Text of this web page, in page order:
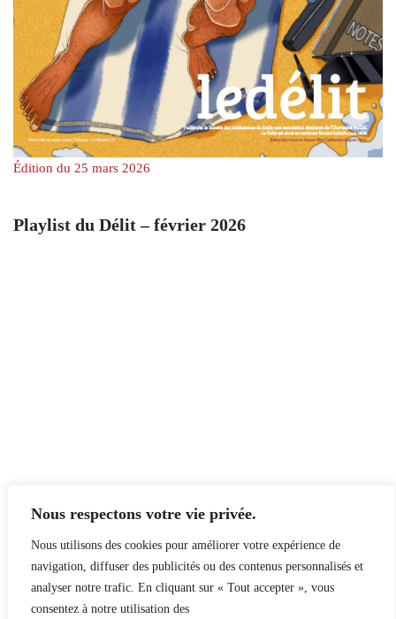
Nous respectons votre vie privée.
Nous utilisons des cookies pour améliorer votre expérience de
navigation, diffuser des publicités ou des contenus personnalisés et
analyser notre trafic. En cliquant sur « Tout accepter », vous
consentez à notre utilisation des
Édition du 25 mars 2026
Playlist du Délit – février 2026